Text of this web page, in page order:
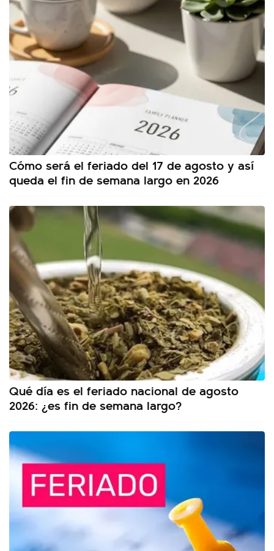
Cómo será el feriado del 17 de agosto y así
queda el fin de semana largo en 2026
Qué día es el feriado nacional de agosto
2026: ¿es fin de semana largo?